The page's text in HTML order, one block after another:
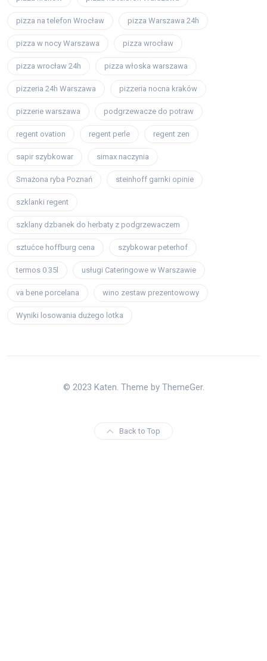
pizza na telefon Wrocław pizza Warszawa 24h
pizza w nocy Warszawa pizza wrocław
pizza wrocław 24h pizza włoska warszawa
pizzeria 24h Warszawa pizzeria nocna kraków
pizzerie warszawa podgrzewacze do potraw
regent ovation regent perle regent zen
sapir szybkowar simax naczynia
Smażona ryba Poznań steinhoff garnki opinie
szklanki regent
szklany dzbanek do herbaty z podgrzewaczem
sztućce hoffburg cena szybkowar peterhof
termos 0 35l usługi Cateringowe w Warszawie
va bene porcelana wino zestaw prezentowowy
Wyniki losowania dużego lotka
© 2023 Katen. Theme by ThemeGer.
Back to Top